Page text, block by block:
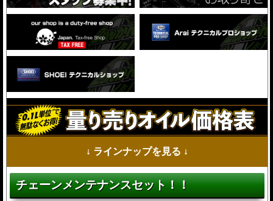
↓ ラインナップを見る ↓
チェーンメンテナンスセット！！